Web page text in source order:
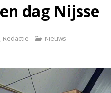
dag Nijsse
Redactie Nieuws